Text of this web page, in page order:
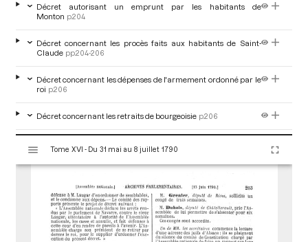
Décret autorisant un emprunt par les habitants de
Monton p.204
Décret concernant les procès faits aux habitants de Saint-
Claude pp.204-206
Décret concernant les dépenses de l'armement ordonné par le
roi p.206
Décret concernant les retraits de bourgeoisie p.206
rentes de l'hôtel de ville pp.206-207
biens nationaux aux particuliers pp.207-210
Discussion de M. de Talleyrand, évêque d'Autun pp.211-213
s
Tome XVI - Du 31 mai au 8 juillet 1790